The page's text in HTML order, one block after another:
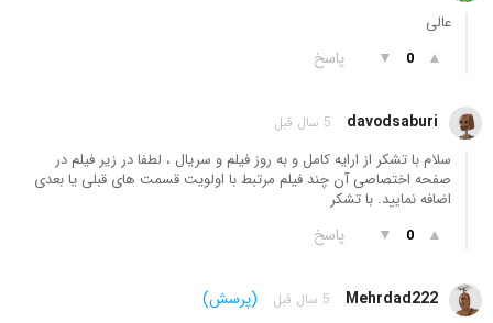
عالی
▲
0
▼ پاسخ
davodsaburi 5 سال قبل
سلام با تشکر از ارایه کامل و به روز فیلم و سریال ، لطفا در زیر فیلم در
صفحه اختصاصی آن چند فیلم مرتبط با اولویت قسمت های قبلی یا بعدی
اضافه نمایید. با تشکر
▲
0
▼ پاسخ
Mehrdad222 5 سال قبل (پرسش)